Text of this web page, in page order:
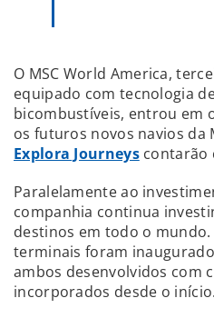
O MSC World America,
equipado com tecnologia
bicombustíveis, entrou em
os futuros novos navios da
Explora Journeyscontarão
Paralelamente ao
companhia continua
destinos em todo o mundo.
terminais foram
ambos desenvolvidos com
incorporados desde o início.